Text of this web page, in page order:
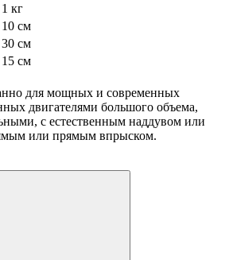
1 кг
10 см
30 см
15 см
для мощных и современных
двигателями большого объема,
с естественным наддувом или
или прямым впрыском.